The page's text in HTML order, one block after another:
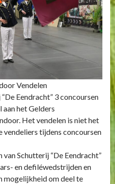
Vendelen
Eendracht” 3 concoursen
aan het Gelders
Het vendelen is niet het
vendeliers tijdens concoursen
van Schutterij “De Eendracht”
en defiléwedstrijden en
mogelijkheid om deel te